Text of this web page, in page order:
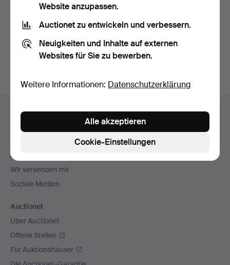
Suche speichern
Archiv
suchen.
Navigation
Hilfe und Kontakt
Kontakt mit dem Support aufnehmen
Zahlungsweisen
Wir versenden mit
Soziale Medien
Auctionet
Über Auctionet
Offene Stellen
Für Auktionshäuser
Website anzupassen.
Auctionet zu entwickeln und verbessern.
Neuigkeiten und Inhalte auf externen
Websites für Sie zu bewerben.
Weitere Informationen: Datenschutzerklärung
Cookie-Einstellungen
Alle akzeptieren